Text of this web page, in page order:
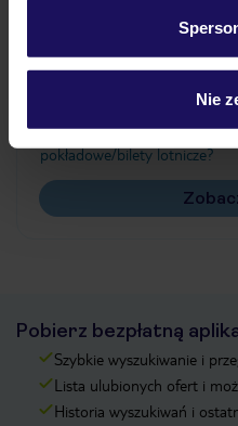
Nie
Czy w Hotelu będzie
pokładowe/bilety lotnicze?
Pobierz bezpłatną
Szybkie wyszukiwanie i
Lista ulubionych ofert i
Historia wyszukiwań i